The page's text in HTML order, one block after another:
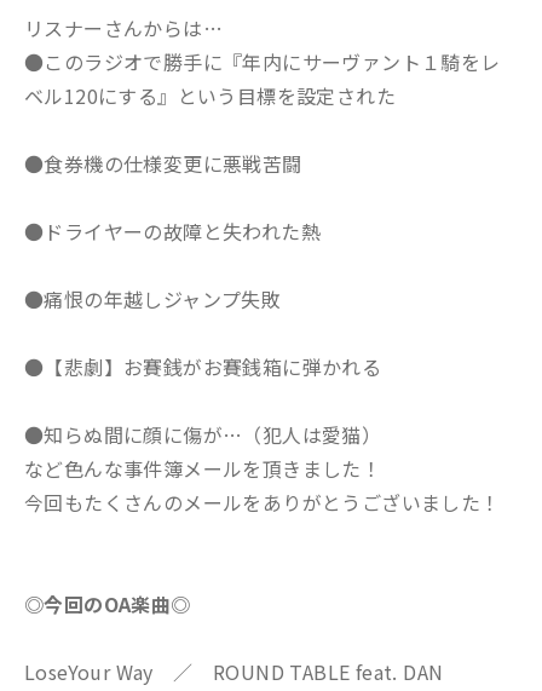
リスナーさんからは…
●このラジオで勝手に『年内にサーヴァント１騎をレ
ベル120にする』という目標を設定された
●食券機の仕様変更に悪戦苦闘
●ドライヤーの故障と失われた熱
●痛恨の年越しジャンプ失敗
●【悲劇】お賽銭がお賽銭箱に弾かれる
●知らぬ間に顔に傷が…（犯人は愛猫）
など色んな事件簿メールを頂きました！
今回もたくさんのメールをありがとうございました！
◎今回のOA楽曲◎
LoseYour Way ／ ROUND TABLE feat. DAN